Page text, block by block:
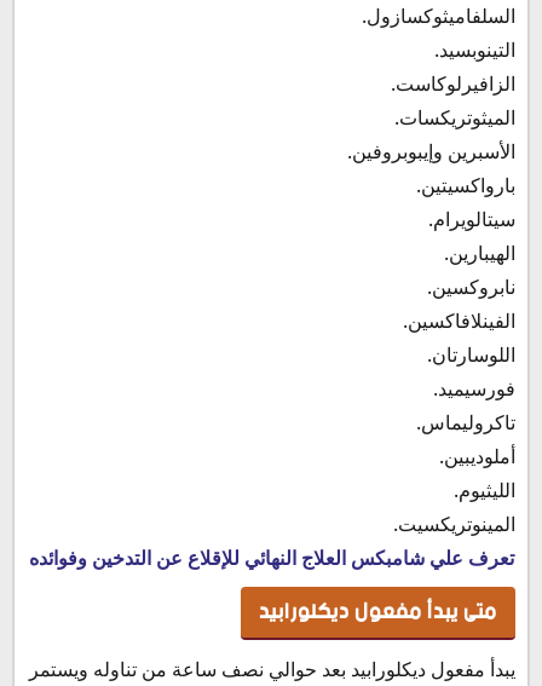
السلفاميثوكسازول.
التينوبسيد.
الزافيرلوكاست.
الميثوتريكسات.
الأسبرين وإيبوبروفين.
بارواكسيتين.
سيتالويرام.
الهيبارين.
نابروكسين.
الفينلافاكسين.
اللوسارتان.
فورسيميد.
تاكروليماس.
أملوديبين.
الليثيوم.
المينوتريكسيت.
تعرف علي شامبكس العلاج النهائي للإقلاع عن التدخين وفوائده
متى يبدأ مفعول ديكلورابيد
يبدأ مفعول ديكلورابيد بعد حوالي نصف ساعة من تناوله ويستمر